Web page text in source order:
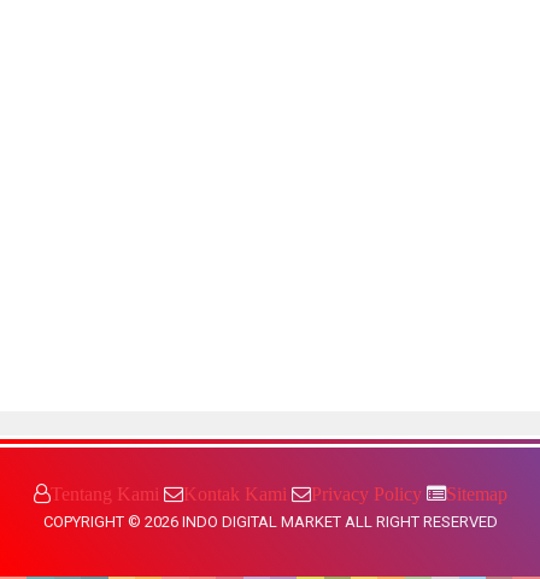
Tentang Kami Kontak Kami Privacy Policy Sitemap
COPYRIGHT © 2026 INDO DIGITAL MARKETALL RIGHT RESERVED